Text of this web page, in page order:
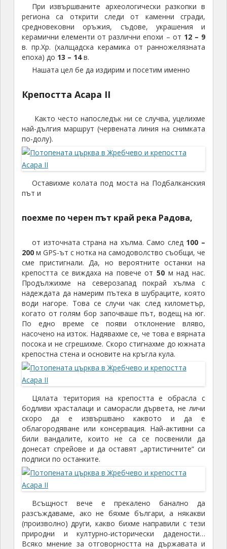
При извършваните археологически разкопки в
региона са открити следи от каменни сгради,
средновековни оръжия, съдове, украшения и
керамични елементи от различни епохи – от 12 – 9
в. пр.Хр. (халщадска керамика от ранножелязната
епоха) до 13 – 14в.
Нашата цел бе да издирим и посетим именно
Крепостта Асара II
Както често напоследък ни се случва, уцелихме
най-дългия маршрут (червената линия на снимката
по-долу).
Оставихме колата под моста на Подбалканския
път и
поехме по черен път край река Радова,
от източната страна на хълма. Само след 100 –
200м GPS-ът с нотка на самодоволство съобщи, че
сме пристигнали. Да, но вероятните останки на
крепостта се виждаха на повече от50 м над нас.
Продължихме на северозапад покрай хълма с
надеждата да намерим пътека в шубраците, която
води нагоре. Това се случи чак след километър,
когато от голям бор започваше път, водещ на юг.
По едно време се появи отклонение вляво,
насочено на изток. Надявахме се, че това е вярната
посока и не сгрешихме. Скоро стигнахме до южната
крепостна стена и основите на кръгла кула.
Цялата територия на крепостта е обрасла с
бодливи храсталаци и саморасли дървета, не личи
скоро да е извършвано каквото и да е
облагородяване или консервация. Най-активни са
били вандалите, които не са се посвенили да
донесат спрейове и да оставят „артистичните“ си
подписи по останките.
Всъщност вече е прекалено банално да
разсъждаваме, ако не бяхме българи, а някакви
(произволно) други, какво бихме направили с тези
природни и културно-исторически дадености…
Всяко мнение за отговорността на държавата и